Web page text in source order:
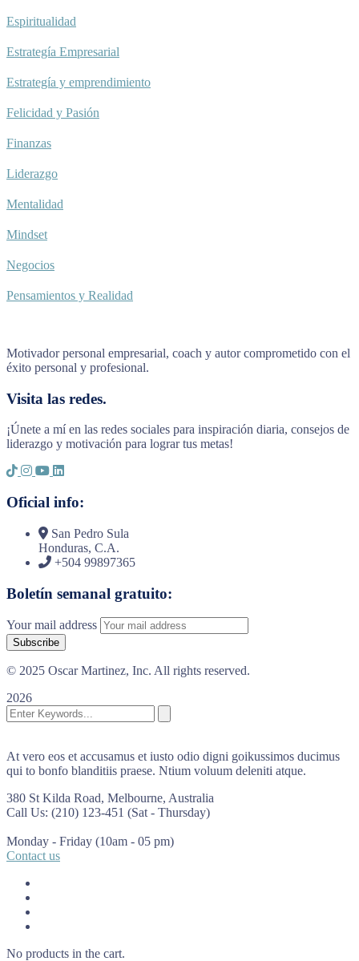
Espiritualidad
Estrategía Empresarial
Estrategía y emprendimiento
Felicidad y Pasión
Finanzas
Liderazgo
Mentalidad
Mindset
Negocios
Pensamientos y Realidad
Motivador personal empresarial, coach y autor comprometido con el
éxito personal y profesional.
Visita las redes.
¡Únete a mí en las redes sociales para inspiración diaria, consejos de
liderazgo y motivación para lograr tus metas!
Oficial info:
San Pedro Sula
Honduras, C.A.
+504 99897365
Boletín semanal gratuito:
Your mail address
© 2025 Oscar Martinez, Inc. All rights reserved.
2026
At vero eos et accusamus et iusto odio digni goikussimos ducimus
qui to bonfo blanditiis praese. Ntium voluum deleniti atque.
380 St Kilda Road, Melbourne, Australia
Call Us: (210) 123-451 (Sat - Thursday)
Monday - Friday (10am - 05 pm)
Contact us
No products in the cart.